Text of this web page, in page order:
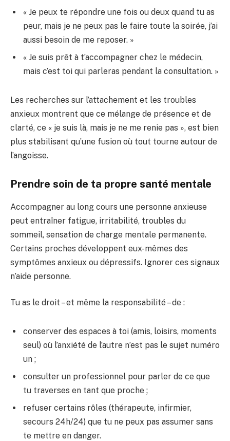
« Je peux te répondre une fois ou deux quand tu as
peur, mais je ne peux pas le faire toute la soirée, j’ai
aussi besoin de me reposer. »
« Je suis prêt à t’accompagner chez le médecin,
mais c’est toi qui parleras pendant la consultation. »
Les recherches sur l’attachement et les troubles
anxieux montrent que ce mélange de présence et de
clarté, ce « je suis là, mais je ne me renie pas », est bien
plus stabilisant qu’une fusion où tout tourne autour de
l’angoisse.
Prendre soin de ta propre santé mentale
Accompagner au long cours une personne anxieuse
peut entraîner fatigue, irritabilité, troubles du
sommeil, sensation de charge mentale permanente.
Certains proches développent eux-mêmes des
symptômes anxieux ou dépressifs. Ignorer ces signaux
n’aide personne.
Tu as le droit – et même la responsabilité – de :
conserver des espaces à toi (amis, loisirs, moments
seul) où l’anxiété de l’autre n’est pas le sujet numéro
un ;
consulter un professionnel pour parler de ce que
tu traverses en tant que proche ;
refuser certains rôles (thérapeute, infirmier,
secours 24h/24) que tu ne peux pas assumer sans
te mettre en danger.